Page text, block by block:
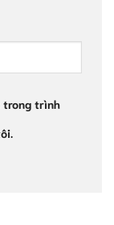
trong trình